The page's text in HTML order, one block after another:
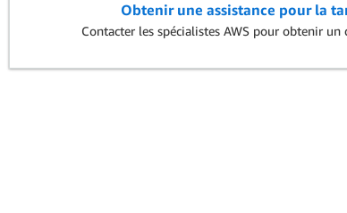
Obtenir une assistance pour la
Contacter les spécialistes AWS pour obtenir un